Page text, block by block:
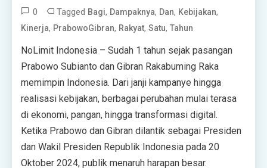
0 Tagged Bagi, Dampaknya, Dan, Kebijakan,
Kinerja, PrabowoGibran, Rakyat,Satu,Tahun
NoLimit Indonesia – Sudah 1 tahun sejak pasangan
Prabowo Subianto dan Gibran Rakabuming Raka
memimpin Indonesia. Dari janji kampanye hingga
realisasi kebijakan, berbagai perubahan mulai terasa
di ekonomi, pangan, hingga transformasi digital.
Ketika Prabowo dan Gibran dilantik sebagai Presiden
dan Wakil Presiden Republik Indonesia pada 20
Oktober 2024, publik menaruh harapan besar.